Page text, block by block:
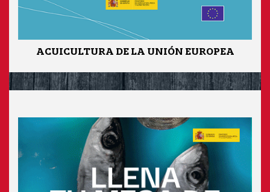
ACUICULTURA DE LA UNIÓN EUROPEA